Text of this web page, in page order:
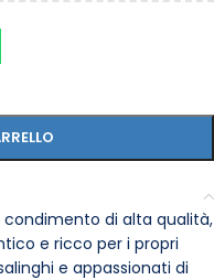
condimento di alta qualità,
e ricco per i propri
e appassionati di